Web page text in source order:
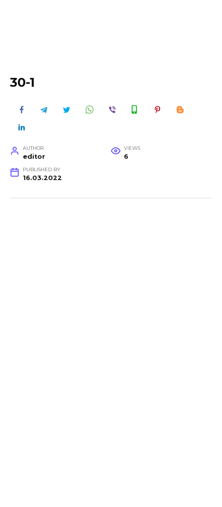
30-1
AUTHOR
editor
VIEWS
6
PUBLISHED BY
16.03.2022